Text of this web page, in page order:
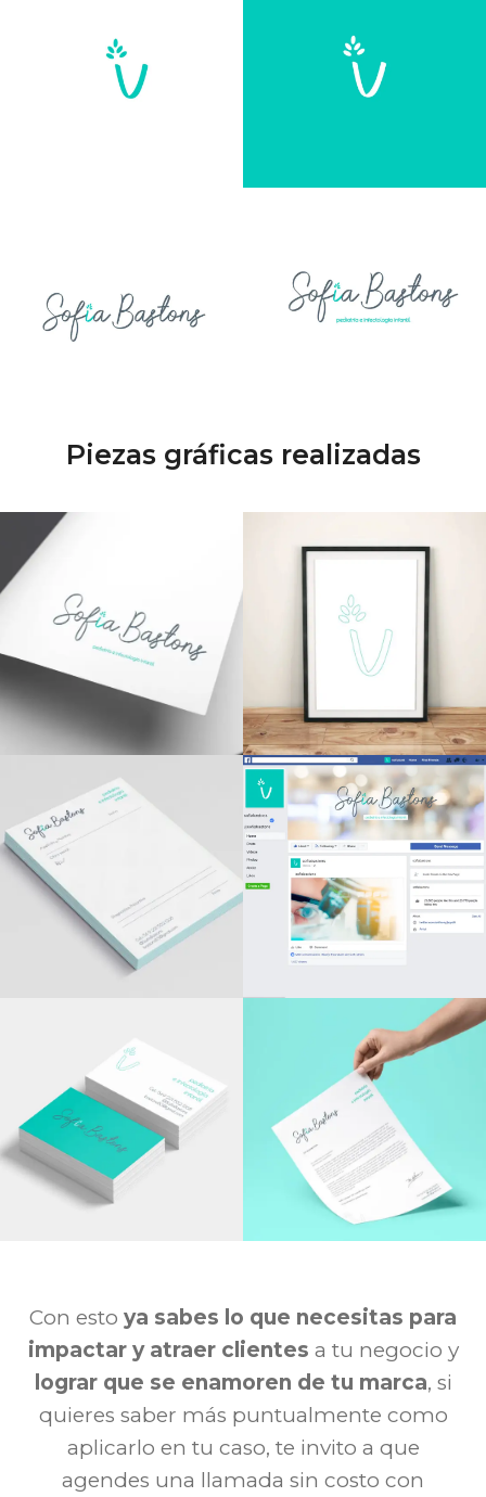
Piezas gráficas realizadas
Con esto ya sabes lo que necesitas para
impactar y atraer clientes a tu negocio y
lograr que se enamoren de tu marca, si
quieres saber más puntualmente como
aplicarlo en tu caso, te invito a que
agendes una llamada sin costo con